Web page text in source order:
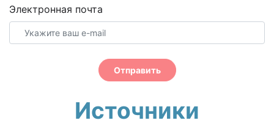
Электронная почта
Отправить
Источники